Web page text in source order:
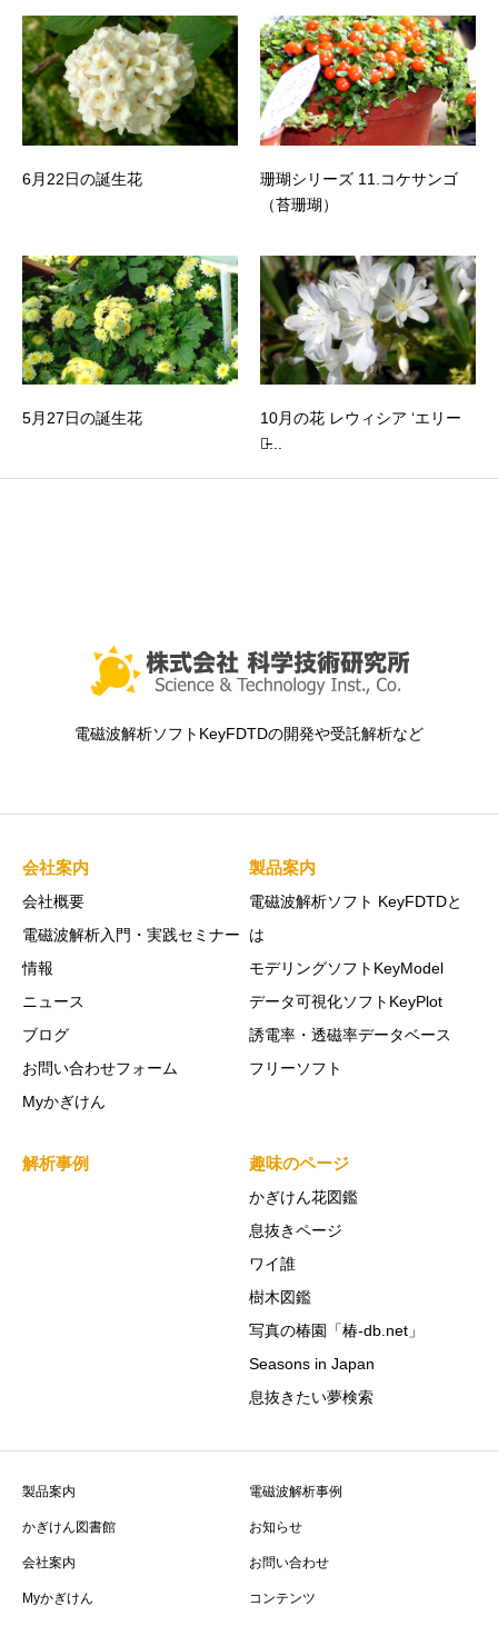
6月22日の誕生花
珊瑚シリーズ 11.コケサンゴ
（苔珊瑚）
5月27日の誕生花
10月の花 レウィシア ‘エリー
ゼ̵...
電磁波解析ソフトKeyFDTDの開発や受託解析など
会社案内
会社概要
電磁波解析入門・実践セミナー
情報
ニュース
ブログ
お問い合わせフォーム
Myかぎけん
製品案内
電磁波解析ソフト KeyFDTDと
は
モデリングソフトKeyModel
データ可視化ソフトKeyPlot
誘電率・透磁率データベース
フリーソフト
解析事例 趣味のページ
かぎけん花図鑑
息抜きページ
ワイ誰
樹木図鑑
写真の椿園「椿-db.net」
Seasons in Japan
息抜きたい夢検索
製品案内 電磁波解析事例
かぎけん図書館 お知らせ
会社案内 お問い合わせ
Myかぎけん コンテンツ